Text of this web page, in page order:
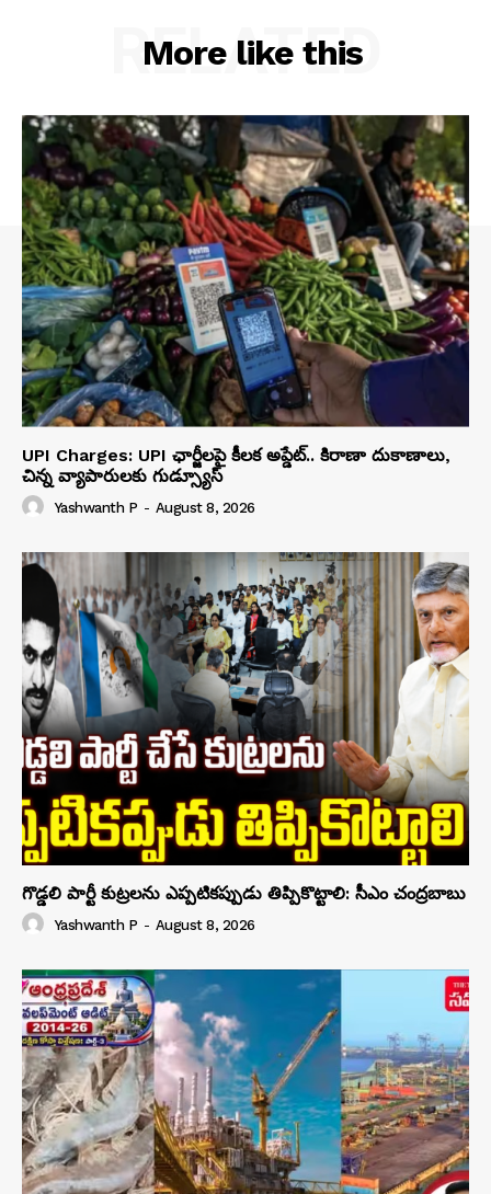
More like this
RELATED
UPI Charges: UPI ఛార్జీలపై కీలక అప్డేట్.. కిరాణా దుకాణాలు,
చిన్న వ్యాపారులకు గుడ్స్యూస్
Yashwanth P - August 8, 2026
గొడ్డలి పార్టీ కుట్రలను ఎప్పటికప్పుడు తిప్పికొట్టాలి: సీఎం చంద్రబాబు
Yashwanth P - August 8, 2026